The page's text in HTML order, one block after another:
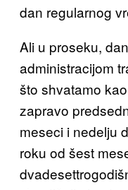
dan regularnog
Ali u proseku,
administracijom
što shvatamo
zapravo
meseci i nedelju
roku od šest